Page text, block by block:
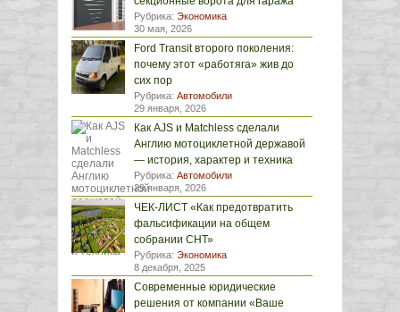
Рубрика: Экономика
30 мая, 2026
Ford Transit второго поколения:
почему этот «работяга» жив до
сих пор
Рубрика: Автомобили
29 января, 2026
Как AJS и Matchless сделали
Англию мотоциклетной державой
— история, характер и техника
Рубрика: Автомобили
29 января, 2026
ЧЕК-ЛИСТ «Как предотвратить
фальсификации на общем
собрании СНТ»
Рубрика: Экономика
8 декабря, 2025
Современные юридические
решения от компании «Ваше